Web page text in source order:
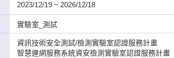
2023/12/19 ~ 2026/12/18
實驗室_測試
資訊技術安全測試/檢測實驗室認證服務計畫
智慧連網服務系統資安檢測實驗室認證服務計畫